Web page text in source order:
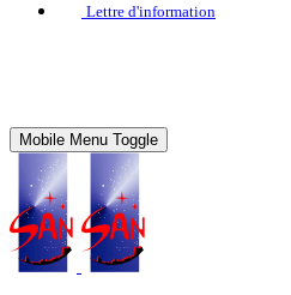
Lettre d'information
Mobile Menu Toggle